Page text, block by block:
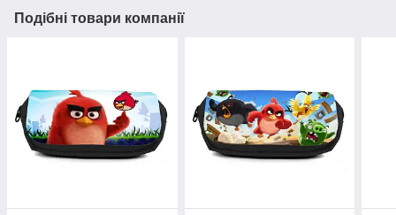
Подібні товари компанії